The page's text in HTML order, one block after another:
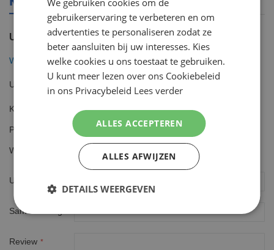
U plaatst een review over:
Wilkinson Hydro5 Sensitive Scheersysteem incl 1 Mesje Limited
Uw waardering
Kwaliteit
star
stars
stars
stars
stars
Prijs
star
stars
stars
stars
stars
Waarde
Uw naam
Samenvatting
Review
We gebruiken cookies om de
gebruikerservaring te verbeteren en om
advertenties te personaliseren zodat ze
beter aansluiten bij uw interesses. Kies
welke cookies u ons toestaat te gebruiken.
U kunt meer lezen over ons Cookiebeleid
in ons Privacybeleid Lees verder
ALLES ACCEPTEREN
ALLES AFWIJZEN
DETAILS WEERGEVEN